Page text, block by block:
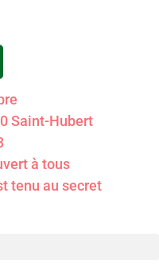
Saint-Hubert
à tous
tenu au secret